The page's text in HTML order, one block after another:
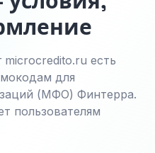
microcredito.ru есть
для
(МФО) Финтерра.
пользователям